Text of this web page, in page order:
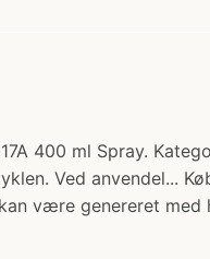
400 ml Spray.
Ved anvendel...
være genereret